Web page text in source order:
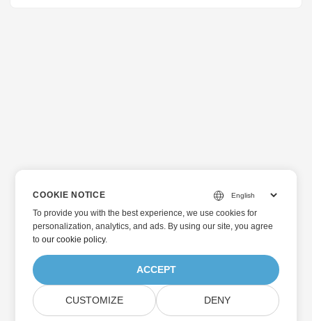
COOKIE NOTICE
To provide you with the best experience, we use cookies for
personalization, analytics, and ads. By using our site, you agree
toour cookie policy.
ACCEPT
CUSTOMIZE DENY